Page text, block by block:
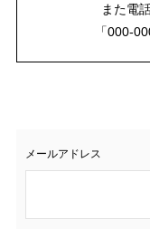
また電
「000-
メールアドレス